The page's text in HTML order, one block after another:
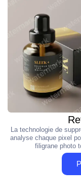
La technologie de
analyse chaque pixel
filigrane photo